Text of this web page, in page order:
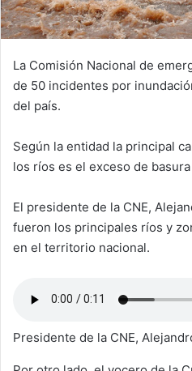
La Comisión Nacional de
de 50 incidentes por
del país.
Según la entidad la principal
los ríos es el exceso de
El presidente de la CNE,
fueron los principales ríos y
en el territorio nacional.
Presidente de la CNE,